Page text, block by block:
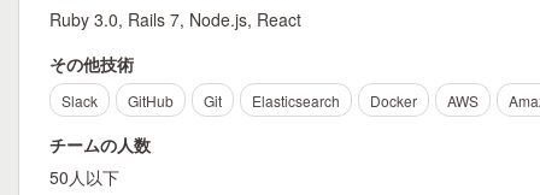
Ruby 3.0, Rails 7, Node.js, React
その他技術
Slack GitHub Git Elasticsearch Docker AWS
チームの人数
50人以下